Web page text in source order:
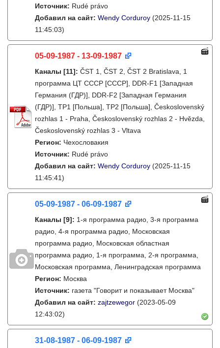
Источник: Rudé právo
Добавил на сайт: Wendy Corduroy (2025-11-15
11:45:03)
05-09-1987 - 13-09-1987
Каналы [11]: ČST 1, ČST 2, ČST 2 Bratislava, 1
программа ЦТ СССР [СССР], DDR-F1 [Западная
Германия (ГДР)], DDR-F2 [Западная Германия
(ГДР)], TP1 [Польша], TP2 [Польша], Československý
rozhlas 1 - Praha, Československý rozhlas 2 - Hvězda,
Československý rozhlas 3 - Vltava
Регион: Чехословакия
Источник: Rudé právo
Добавил на сайт: Wendy Corduroy (2025-11-15
11:45:41)
05-09-1987 - 06-09-1987
Каналы [9]: 1-я программа радио, 3-я программа
радио, 4-я программа радио, Московская
программа радио, Московская областная
программа радио, 1-я программа, 2-я программа,
Московская программа, Ленинградская программа
Регион: Москва
Источник: газета "Говорит и показывает Москва"
Добавил на сайт: zajtzewegor (2023-05-09
12:43:02)
31-08-1987 - 06-09-1987